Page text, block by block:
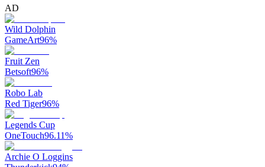
AD
Wild Dolphin
GameArt96%
Fruit Zen
Betsoft96%
Robo Lab
Red Tiger96%
Legends Cup
OneTouch96.11%
Archie O Loggins